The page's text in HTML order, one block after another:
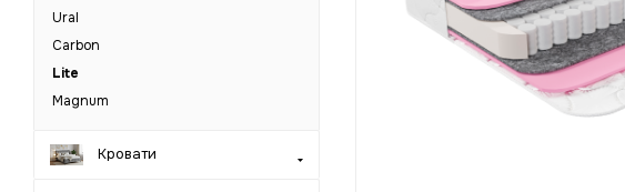
Ural
Carbon
Lite
Magnum
Кровати